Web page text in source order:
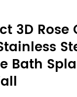
3D Rose
Bath